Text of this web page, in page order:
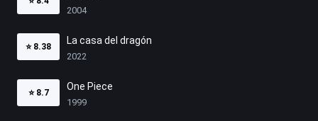
2004
⭐ 8.38
La casa del dragón
2022
⭐ 8.7
One Piece
1999